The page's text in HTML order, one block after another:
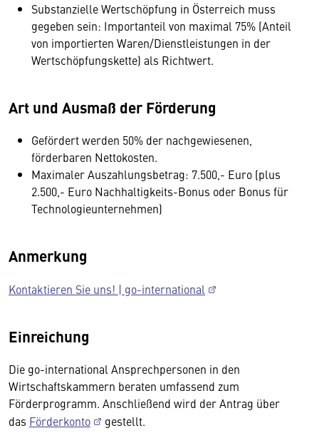
Substanzielle Wertschöpfung in Österreich muss
gegeben sein: Importanteil von maximal 75% (Anteil
von importierten Waren/Dienstleistungen in der
Wertschöpfungskette) als Richtwert.
Art und Ausmaß der Förderung
Gefördert werden 50% der nachgewiesenen,
förderbaren Nettokosten.
Maximaler Auszahlungsbetrag: 7.500,- Euro (plus
2.500,- Euro Nachhaltigkeits-Bonus oder Bonus für
Technologieunternehmen)
Anmerkung
Kontaktieren Sie uns! | go-international
Einreichung
Die go-international Ansprechpersonen in den
Wirtschaftskammern beraten umfassend zum
Förderprogramm. Anschließend wird der Antrag über
das Förderkonto gestellt.